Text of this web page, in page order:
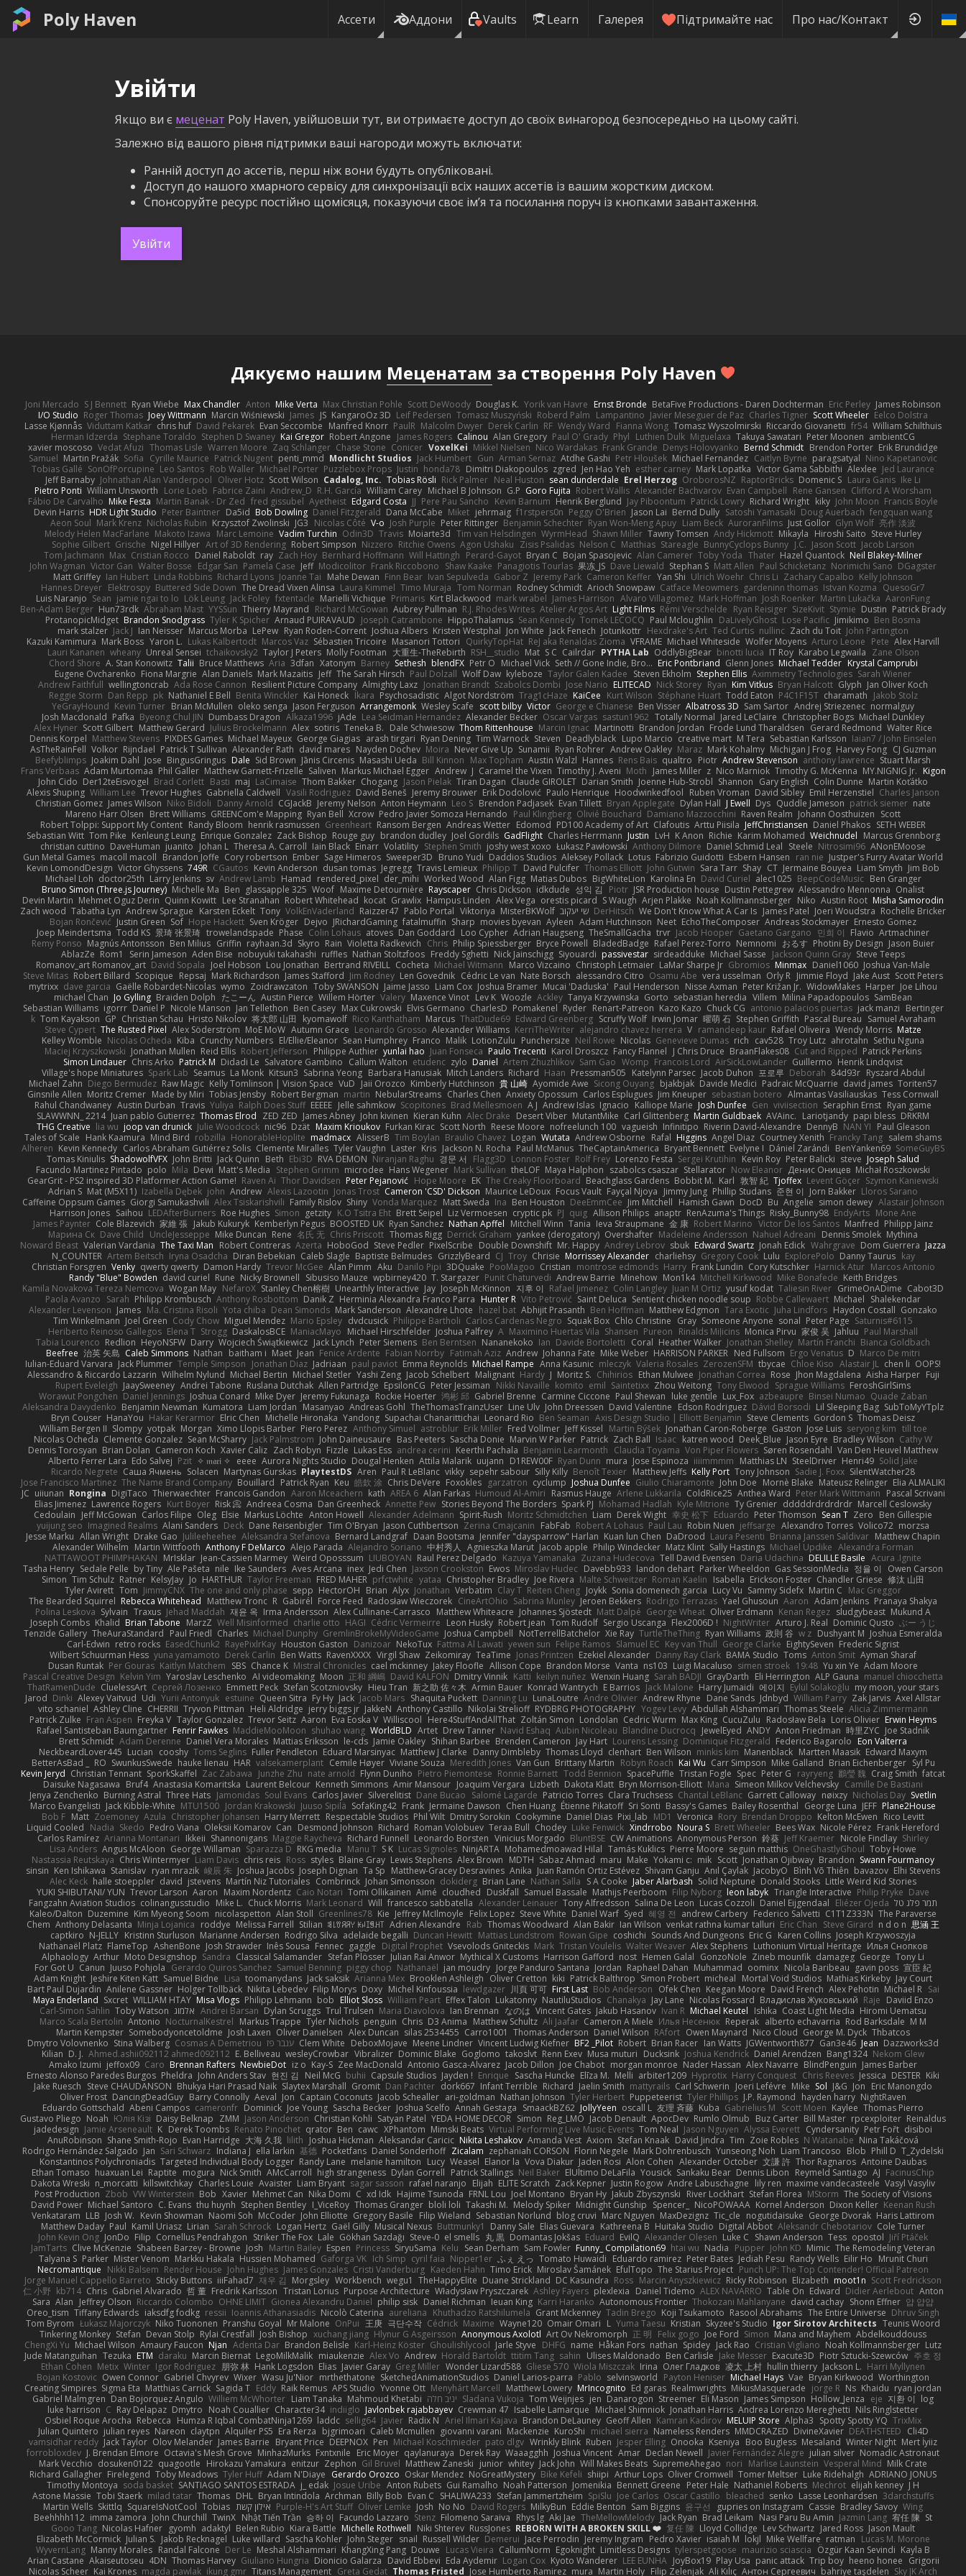
Poly Haven Ассети Аддони Vaults Learn Галерея Підтримайте нас Про нас/Контакт
Увійти
Якщо ви є меценат Poly Haven, увійшовши тут, ви отримаєте доступ до своїх винагород безпосередньо на цьому сайті.
Залежно від вашого рівня підтримки ваші нагороди можуть включати:
Ранній доступ до ассетів, перш ніж вони будуть опубліковані.
Доступ до нашого хмарного сервісу для синхронізації всіх наших ассетів із вашим жорстким диском.
Спонсоруйте ресурс постійно щомісяця, показуючи своє ім’я та посилання поруч із кнопками завантаження.
Увійти
Дякуємо нашим Меценатам за створення Poly Haven
Joni Mercado S J Bennett Ryan Wiebe Max Chandler Anton Mike Verta Max Christian Pohle Scott DeWoody Douglas K. Yorik van Havre Ernst Bronde BetaFive Productions - Daren Dochterman Eric Perley James Robinson
I/O Studio Roger Thomas Joey Wittmann Marcin Wiśniewski James JS KangaroOz 3D Leif Pedersen Tomasz Muszyński Roberd Palm Lampantino Javier Meseguer de Paz Charles Tigner Scott Wheeler Eelco Dolstra
Lasse Kjønnås Viduttam Katkar chris huf David Pekarek Evan Seccombe Manfred Knorr PaulR Malcolm Dwyer Derek Carlin RF Wendy Ward Fianna Wong Tomasz Wyszolmirski Riccardo Giovanetti fr54 William Schilthuis
Herman Idzerda Stephane Toraldo Stephen D Swaney Kai Gregor Robert Angone James Rogers Calinou Alan Gregory Paul O' Grady Phyl Luthien Dulk Miguelaxa Takuya Sawatari Peter Moonen ambientCG
xavier moscoso Vedat Afuzi Thomas Lisle Warren Moore Zaq Schlanger Chase Stone Conicer VoxelKei Mikkel Nielsen Nico Wardakas Frank Grande Denys Holovyanko Bernd Schmidt Brendon Porter Erik Brundidge
Samuel Martin Pražák Sofia Cyrille Maurice Patrick Nugent penti_mmd Mondlicht Studios Jack Humbert Gun Arman Sernaz Atdhe Gashi Petr Hloušek Michael Fernandez Caitlyn Byrne paragsatyal Nino Kapetanovic
Tobias Gallé SonOfPorcupine Leo Santos Rob Waller Michael Porter Puzzlebox Props Justin honda78 Dimitri Diakopoulos zgred Jen Hao Yeh esther carney Mark Lopatka Victor Gama Sabbithi Alexlee Jed Laurance
Jeff Barnaby Johnathan Alan Vanderpool Oliver Hotz Scott Wilson Cadalog, Inc. Tobias Rösli Rick Palmer Neal Huston sean dunderdale Erel Herzog OroborosNZ RaptorBricks Domenic S Laura Ganis Ike Li
Pietro Ponti William Unsworth Lorie Loeb Fabrice Zaini Andrew_D R.H. García William Carey Michael B Johnson G.P Goro Fujita Robert Wallis Alexander Bachvarov Evan Campbell Rene Gansen Clifford A Worsham
Fábio De Carvalho Mike Festa Martin Banak - Dr Zed fred gissubel Ayetheist Edgard Costa JJ Pere Pau Sancho Kevin Barnum Henrik Berglund Jay Piboontum Patrick Lowry Richard Wright kiky John Moon Francis Boyle
Devin Harris HDR Light Studio Peter Baintner Da5id Bob Dowling Daniel Fitzgerald Dana McCabe Miket jehrmaig f1rstpers0n Peggy O'Brien Jason Lai Bernd Dully Satoshi Yamasaki Doug Auerbach fengquan wang
Aeon Soul Mark Krenz Nicholas Rubin Krzysztof Zwolinski JG3 Nicolas Côté V-o Josh Purple Peter Rittinger Benjamin Schechter Ryan Won-Meng Apuy Liam Beck AuroranFilms Just Gollor Glyn Wolf 亮作 淡波
Melody Helen MacFarlane Makoto Izawa Marc Lemoine Vadim Turchin Odin3D Travis Moiarte3d Tim van Helsdingen WyrmHead Shawn Miller Tawny Tomsen Andy Hickmott Mikayla Hiroshi Saito Steve Hurley
Sophie Gilbert Grische Nigel Hillyer Art of 3D Rendering Robert Simpson Nizzero Ritchie Owens Agon Ushaku Zisis Psalidas Nelson C Matthias Stareagle BunnyCyclops Bunny J.C. Jason Scott Jacob Larson
Tom Jachmann Max Cristian Rocco Daniel Raboldt ray Zach Hoy Bernhard Hoffmann Will Hattingh Perard-Gayot Bryan C Bojan Spasojevic Alan Camerer Toby Yoda Thater Hazel Quantock Neil Blakey-Milner
John Wagman Victor Gan Walter Bosse Edgar San Pamela Case Jeff Modicolitor Frank Riccobono Shaw Kaake Panagiotis Tourlas 果冻_JS Dave Liewald Stephan S Matt Allen Paul Schicketanz Norimichi Sano DGagster
Matt Griffey Ian Hubert Linda Robbins Richard Lyons Joanne Tai Mahe Dewan Finn Bear Ivan Sepulveda Gabor Z Jeremy Park Cameron Keffer Yan Shi Ulrich Woehr Chris Li Zachary Capalbo Kelly Johnson
Hannes Dreyer Elektrospy Buttered Side Down The Dread Vixen Alinsa Laura Kimmel Timo Muraja Tom Norman Rodney Schmidt Arioch Snowpaw Catface Meowmers gardeninn thomas Istvan Kozma QuesoGr7
Luis Naranjo Sean jamie ngai to lo Lök Leung Jack Foley fxtentacle Marielli Vichique Primaris Kirt Blackwood mark wrabel James Harrison Alvaro Villagomez Mark Hoffman Josh Roenker Martin Lukačka AaronFung
Ben-Adam Berger Hun73rdk Abraham Mast YYSSun Thierry Mayrand Richard McGowan Aubrey Pullman R.J. Rhodes Writes Atelier Argos Art Light Films Rémi Verschelde Ryan Reisiger SizeKivit Stymie Dustin Patrick Brady
ProtanopicMidget Brandon Snodgrass Tyler K Spicher Arnaud PUIRAVAUD Joseph Catrambone HippoThalamus Sean Kennedy Tomek LECOCQ Paul Mcloughlin DaLivelyGhost Lose Pacific Jimikimo Ben Bosma
mark stalzer Jack J Ian Neisser Marcus Morba LePew Ryan Roden-Corrent Joshua Albers Kristen Westphal Jon White Jack Fenech Jotunkottr Hexdrake's Art Ted Curtis nullinc Zach du Toit John Partington
Kazuki Kamimura Mark Boss Yaron L. Lukas Kalbertodt Marcos Vaz Sébastien Tricoire Masanori Tottori QuirkyTopHat ReJ aka Renaldas Zioma VFRAME Michael Whiteside Wolfer Moyens Arturo Leone Pete Alex Harvill
Lauri Kananen wheany Unreal Sensei tchaikovsky2 Taylor J Peters Molly Footman 大重生-TheRebirth RSH__studio Mat S C Cailrdar PYTHA Lab OddlyBigBear binotti lucia IT Roy Karabo Legwaila Zane Olson
Chord Shore A. Stan Konowitz Talii Bruce Matthews Aria 3dfan Xatonym Barney Sethesh blendFX Petr O Michael Vick Seth // Gone Indie, Bro... Eric Pontbriand Glenn Jones Michael Tedder Krystal Camprubi
Eugene Ovcharenko Fiona Margrie Alan Daniels Mark Mazaitis Jeff The Sarah Hirsch Paul Dolzall Wolf Daw kyleboze Taylor Galen Kadee Steven Ekholm Stephen Ellis Aximmetry Technologies Sarah Wiener
Andrew Faithfull wellingtoncrab Ada Rose Cannon Resilient Picture Company Almighty Laxz Jonathan Brandt Szabolcs Dombi Jose Nario ELITECAD Nick Storey Ryan Kim Vitkus Bryan Halcott Glyph Jan Oliver Koch
Reggie Storm Dan Repp pk Nathaniel E Bell Benita Winckler Kai Honeck Íkara Psychosadistic Algot Nordström Trag1cHaze KaiCee Kurt Wilson Stéphane Huart Todd Eaton P4C1F15T charamath Jakob Stolz
YeGrayHound Kevin Turner Brian McMullen oleko senga Jason Ferguson Arrangemonk Wesley Scafe scott bilby Victor George e Chianese Ben Visser Albatross 3D Sam Sartor Andrej Striezenec normalguy
Josh Macdonald Pafka Byeong Chul JIN Dumbass Dragon Alkaza1996 jAde Lea Seidman Hernandez Alexander Becker Oscar Vargas sastun1962 Totally Normal Jared LeClaire Christopher Bogs Michael Dunkley
Alex Hyner Scott Gilbert Matthew Gerard Julius Brockelmann Alex sotiris Teneka B. Dale Schwiesow Thom Rittenhouse Marcin Ignac Martinotti Brandon Jordan Frode Lund Tharaldsen Gerard Redmond Walter Rice
Dennis Korpel Matthew Stevens PIXDES Games Michael Mayeux George Giagias arash tirgari Ryan Dening Tim Warnock Steven Deadlyblack Lupo Marcio creative mart M Tera Sebastian Karlsson Iaian7 / John Einselen
AsTheRainFell Volkor Rijndael Patrick T Sullivan Alexander Rath david mares Nayden Dochev Moira Never Give Up Sunamii Ryan Rohrer Andrew Oakley Maraz Mark Kohalmy Michigan J Frog Harvey Fong CJ Guzman
Beefyblimps Joakim Dahl Jose BingusGringus Dale Sid Brown Jānis Circenis Masashi Ueda Bill Kinnon Max Topham Austin Walzl Hannes Rens Bais qualtro Piotr Andrew Stevenson anthony lawrence Stuart Marsh
Frans Verbaas Adam Murtomaa Phil Galler Matthew Garnett-Frizelle Saliven Markus Michael Egger Andrew J Caramel the Vixen Timothy J. Aveni Moth James Miller z Nico Marniok Timothy G. McKenna MY.NIGNIG Jr. Kigon
John Cido Der12teEisvogel Brad Corlett Basti maj LaCimaise Thom Bakker Chogang Jason Pielak Tiran Dagan Claude GIROLET Darian Smith Joenne Hub-Strobl Shannon Gary English Colin Dunne Martin Koťátko
Alexis Shuping William Lee Trevor Hughes Gabriella Caldwell Vasili Rodriguez David Beneš Jeremy Brouwer Erik Dodolović Paulo Henrique Hoodwinkedfool Ruben Vroman David Sibley Emil Herzenstiel Charles Janson
Christian Gomez James Wilson Niko Bidoli Danny Arnold CGJackB Jeremy Nelson Anton Heymann Leo S Brendon Padjasek Evan Tillett Bryan Applegate Dylan Hall J Ewell Dys Quddle Jameson patrick siemer nate
Mareno Harr Olsen Brett Williams GREENCom'e Mapping Ryan Bell Xcrow Pedro Javier Somoza Hernando Paul Klingberg Olivié Bouchard Damiano Mazzocchini Raven Realm Johann Oosthuizen Scott
Robert Tolppi: Support My Content Randy Bloom henrik rasmussen Greenheart Ransom Bergen Andreas Wetter Edomod PD100 Academy of Art Clafoutis Arttu Piisila JeffChristiansen Daniel Phakos SETH WEBER
Sebastian Witt Tom Pike Kenleung Leung Enrique Gonzalez Zack Bishop Rouge guy brandon dudley Joel Gordils GadFlight Charles Herrmann Justin LvH K Anon Richie Karim Mohamed Weichnudel Marcus Grennborg
christian cuttino DaveHuman juanito Johan L Theresa A. Carroll Iain Black Einarr Volatility Stephen Smith joshy west xoxo Łukasz Pawłowski Anthony Dilmore Daniel Schmid Leal Steele Nitrosimi96 ANonEMoose
Gun Metal Games macoll macoll Brandon Joffe Cory robertson Ember Sage Himeros Sweeper3D Bruno Yudi Daddios Studios Aleksey Pollack Lotus Fabrizio Guidotti Esbern Hansen ran nie Justper's Furry Avatar World
Kevin LomondDesign Victor Ghyssens 749R CGautos Kevin Anderson dusan tomas Jegregg Travis Lemieux Philipp T David Pulcifer Thomas Elliott John Gutwin Sara Tarr Shay CT Jermaine Bouyea Liam Smyth Jim Bob
Michael Loh doctor25th Larry Jenkins sv Andrew Lamb Hamad rendered_pixel der_mihi Worked Wood Alan Figg Matias Dubos BigWhiteLion Karolina En David Curiel alec1025 BeepCodeMusic Ben Granger
Bruno Simon (Three.js Journey) Michelle Ma Ben glassapple 325 Woof Maxime Detournière Rayscaper Chris Dickson idkdude 성익 김 Piotr JSR Production house Dustin Pettegrew Alessandro Mennonna Onalist
Devin Martin Mehmet Oguz Derin Quinn Kowitt Lee Stranahan Robert Whitehead kocat Grawlix Hampus Linden Alex Vega orestis picard S Waugh Arjen Plakke Noah Kollmannsberger Niko Austin Root Misha Samorodin
Zach wood Tabatha Lyn Andrew Sprague Karsten Eckelt Tony VolkEnVaderland Raizzer47 Pablo Portal Viktoriya MisterBKWolf שי יעקוב DerHitsch We Don't Know What A Car Is James Patel Joeri Woudstra Rochelle Bricker
Bojan Rončević Justin Green Sof Hope Hackett Sven Kröger Dejvo JRichardGaming fatalmuffin Sharp movies byevan Ayleen Adam Hutchinson Neet EchoTheComposer Andreas Stockmayer Ernesto Gomez
Joep Meindertsma Todd KS 景琦 张景琦 trowelandspade Phase Colin Lohaus atoves Dan Goddard Loo Cypher Adrian Haugseng TheSmallGacha trvr Jacob Hooper Gaetano Gargano 민희 이 Flavio Artmachiner
Remy Ponso Magnús Antonsson Ben Milius Griffin rayhaan.3d Skyro Rain Violetta Radkevich Chris Philip Spiessberger Bryce Powell BladedBadge Rafael Perez-Torro Nemnomi おるす Photini By Design Jason Buier
AblazZe Rom1 Serin Jameson Aden Bise nobuyuki takahashi ruffles Nathan Stoltzfoos Freddy Sghetti Nick Jainschigg Siyouardi passivestar sirdeadduke Michael Sasse Jackson Quinn Gray Steve Teeps
Romanov_art Romanov_art David Sopala Joel Hobson Lou Jonathan Bertrand RIVEILL Cocheta Michael Witmann Marco Vizcaino Christoph Letmaier LaMar Sharpe Jr Gbromios Minmax Daniel1060 Joshua Van-Male
Steve Mitas Robert Billard Scopique Repsaj Mark Richardson James Stafford Jim Rodney Len Govednik Cédric Le van Nate Borsch alessandro Citro Osamu Abe vera usselman Orly R Jimmie Floyd Jake Aust Scott Peters
mytrixx dave garcia Gaëlle Robardet-Nicolas wymo Zoidrawzaton Toby SWANSON Jaime Jasso Liam Cox Joshua Bramer Mucai 'Daduska' Paul Henderson Nisse Axman Peter Križan Jr. WidowMakes Harper Joe Lihou
michael Chan Jo Gylling Braiden Dolph たこーん Austin Pierce Willem Hörter Valery Maxence Vinot Lev K Woozle Ackley Tanya Krzywinska Gorto sebastian heredia Villem Milina Papadopoulos SamBean
Sebastian Williams igorrr Daniel P Nicole Manson Jan Tellethon Ben Casey Max Cukrowski Elvis Germano CharlesD Pomakenel Ryder Renart-Patreon Kazo Kazo Chuck CG antonio palacios puertas jack manzi Bertinger
k Tom Kayakson GP Christian Schau Hristo Nikolov 将太郎 山田 kyomawolf Rico Kanthatham Marcus ThatDude69 Edward Greenberg Scruffy Wolf Irwin Jomar 曜萌 石 Stephen Griffith Pascal Bureau Samuel Avraham
Steve Cypert The Rusted Pixel Alex Söderström MoE MoW Autumn Grace Leonardo Grosso Alexander Williams KerriTheWriter alejandro chavez herrera V ramandeep kaur Rafael Oliveira Wendy Morris Matze
Kelley Womble Nicolas Ocheda Kiba Crunchy Numbers El/Ellie/Eleanor Sean Humphrey Franco Malik LotionZulu Punchersize Neil Rowe Nicolas Genevieve Dumas rich cav528 Troy Lutz ahrotahn Sethu Nguna
Maciej Krzyszkowski Jonathan Mullen Reid Ellis Robert Jefferson Philippe Authier yunlai hao Juan Fonseca Paulo Trecenti Karol Droszcz Fancy Flannel J Chris Druce BraanFlakes08 Cut and Ripped Patrick Perkins
Simon Lindauer Chris Arko Patrick M Didadi Le Salvatore Gambino Callum Walton etudenc zylo Daniel Artem Zhuzhlikov Sam Gao Womp Francois Lord AirSickLowLander Guillermo Henrik Lindqvist
Village's hope Miniatures Spark Lab Seamus La Monk Kitsun3 Sabrina Yeong Barbara Hanusiak Mitch Landers Richard Haan Pressman505 Katelynn Parsec Jacob Duhon 포로루 Deborah 84d93r Ryszard Abdul
Michael Zahn Diego Bermudez Raw Magic Kelly Tomlinson | Vision Space VuD Jaii Orozco Kimberly Hutchinson 貴 山崎 Ayomide Awe Sicong Ouyang bjakbjak Davide Medici Padraic McQuarrie david james Toriten57
Ginsnile Allen Moritz Cremer Made by Miri Tobias Jensby Robert Bergman martin NebularStreams Charles Chen Anxiety Opossum Carlos Esplugues Jim Kneuper sebastian botero Almantas Vasiliauskas Tess Cornwall
Rahul Chandwaney Austin Durban Travis Yuliya Ralph Does Stuff EEEEE Jelle sahmkow Scopitones Brad Mellesmoen A J Andrew Islas Ignacio Kalliope Marie Josh Dunfee Gen viviisection Seraphin Ernst Ryan game
SLAWWNN_ 2214 Juan pablo Gutierrez Thomas Elrod ZED ZED James Abney John kivinen Kieran Kuhn Alec Drake Desert Viber MutantMike Carl Glittenberg Martin Guldbaek AVAinc. Lariotjandy papi bless DRKRM
THG Creative lia wu joop van drunick Julie Woodcock nic96 Dzät Maxim Krioukov Furkan Kirac Scott North Reese Moore nofreelunch 100 vagueish Infinitipo Riverin David-Alexandre DennyB NAN YI Paul Gleason
Tales of Scale Hank Kaamura Mind Bird robzilla HonorableHoplite madmacx AlisserB Tim Boylan Braulio Chavez Logan Wutata Andrew Osborne Rafal Higgins Angel Diaz Courtney Xenith Francky Tang salem shams
Alheren Kevin Kennedy Carlos Abraham Gutiérrez Solis Clemente Miralles Tyler Vaughn Laster Kris Jackson N. Rocha Paul McManus TheCaptainAmerica Bryant Bennett Evelyne I Dániel Zarándi BenYanken69 SomeGuyBS
Tomas Kiniulis ShadowolfVFX John Britti Jack Quinn Beth Ebi3D RVA DEMON Niranjan Raghu 경문 서 Flagg3D Lonnon Foster Rolf Frey Lorenzo Festa Sergei Krutihin Kevin Roy Peter Balicki steve Joseph Salud
Facundo Martinez Pintado polo Mila Dewi Matt's Media Stephen Grimm microdee Hans Wegener Mark Sullivan theLOF Maya Halphon szabolcs csaszar Stellarator Now Eleanor Денис Оницев Michał Roszkowski
GearGrit - PS2 inspired 3D Platformer Action Game! Raven Ai Thor Davidsen Peter Pejanović Hope Moore EK The Creaky Floorboard Beachglass Gardens Bobbit M. Karl 敦智 紀 Tjoffex Levent Göçer Szymon Kaniewski
Adrian S Mat (M5X11) Izabella Dębek john Andrew Alexis Lazootin Jonas Trost Cameron 'CSD' Dickson Maurice LeDoux Focus Vault Fayçal Njoya Jimmy Jung Phillip Studans 준현 이 Jorn Bakker Lloros Sarano
Caffeine Oppsum Games Giorgi Samukashvili Alex Tsiskarishvili Family Rislov Shiny Vonda Marquez Matt Sweda Ina Ben Houston DeeEmmCee Jim Mitchell Hamish Gawn DocD Bu Angelie simon dewey Alastair Johnson
Harrison Jones Saihou LEDAfterBurners Roe Hughes Simon getzity K.O Tsitra Eht Brett Seipel Liz Vermoesen cryptic pk PJ quig Allison Philips anaptr RenAzuma's Things Risky_Bunny98 EndyArts Mone Ane
James Paynter Cole Blazevich 家維 張 Jakub Kukuryk Kemberlyn Pegus BOOSTED UK Ryan Sanchez Nathan Apffel Mitchell Winn Tania Ieva Straupmane 金 康 Robert Marino Victor De los Santos Manfred Philipp Jainz
Марина Ск Dave Child UncleJesseppe Mike Duncan Rene 名氏 无 Chris Priscott Thomas Rigg Derrick Graham yankee (derogatory) Overshafter Madeleine Andersson Nahuel Adreani Dennis Smolek Mythina
Noward Beast Valerian Vardania The Taxi Man Robert Contreras Azerta HoboGod Steve Pedler PixelScribe Double Downshift Mr. Happy Andrey Lebrov sbuk Edward Swartz Jonah Edick Wahrgrave Dom Guerrera Jazza
N_COUNTER Artem Beitsch Iryna Osadcha Diran Bebekian Caleb Slagle Baptiste Belmudes GrizzlyBeard CJ Troy Chrisie Morrissey Alexander charliehsy Gregory Cook Lulu ExplorePolo Danny Taurus kay
Christian Forsgren Venky qwerty qwerty Damon Hardy Trevor McGee Alan Pimm Aku Danilo Pipi 3DQuake PooMagoo Cristian montrose edmonds Harry Frank Lundin Cory Kutschker Harnick Atur Marcos Antonio
Randy "Blue" Bowden david curiel Rune Nicky Brownell Sibusiso Mauze wpbirney420 T. Stargazer Punit Chaturvedi Andrew Barrie Minehow Mon1k4 Mitchell Kirkwood Mike Bonafede Keith Bridges
Kamila Novakova Tereza Nemcova Wogan May NefaroX Stanley Chen榕樹 Unearthly Interactive Jay Joseph McKinnon 지후 이 Rafael Jimenez Colin Langley Juan M Ortiz yusuf kodat Taliesin River GrimeOnADime Cabot3D
Paola Avanzo Sarah Philipp Krombusch Anthony Rosbottom Danik Z Herminia Alexandra Franco Parra Hunter R Vito Petrović Saint Deluca Sentient chicken noodle soup Robbe Callewaert Michael Shalekendar
Alexander Levenson James Ma. Cristina Risoli Yota chiba Dean Simonds Mark Sanderson Alexandre Lhote hazel bat Abhijit Prasanth Ben Hoffman Matthew Edgmon Tara Exotic Juha Lindfors Haydon Costall Gonzako
Tim Winkelmann Joel Green Cody Chow Miguel Mendez Mario Epsley dvdcusick Philippe Bartholi Carlos Cardenas Negro Squak Box Chlo Christine Gray Someone Anyone sonal Peter Page Saturnis#6115
Heriberto Reinoso Gallegos Elena T Strogg DaskalosBCE ManiacMayo Michael Hirschfelder Joshua Palfrey A Maximino Huertas Vila Shansen Pureon Rinalds Miļicins Monica Pirvu 家俊 吴 Jahluu Paul Marshall
Tabia Lourenco Redlion HeyoNSFW Darry Wojciech Świątkiewicz Jack Lynch Peter Siemens Ben Berntsen Nananekoko Ian Davide Bortoletti Coral Heather Walker Jonathan Shelley Martín Franchi Bianca Goldbach
Beefree 治英 矢島 Caleb Simmons Nathan baitham i Maet Jean Fenice Ardente Fabian Norrby Fatimah Aziz Andrew Johanna Fate Mike Weber HARRISON PARKER Ned Fullsom Ergo Venatus D Marco De mitri
Iulian-Eduard Varvara Jack Plummer Temple Simpson Jonathan Diaz Jadriaan paul paviot Emma Reynolds Michael Rampe Anna Kasunic mleczyk Valeria Rosales ZerozenSFM tbycae Chloe Kiso Alastair JL chen li OOPS!
Alessandro & Riccardo Lazzarin Wilhelm Nylund Michael Bertin Michael Stetler Yashi Zeng Jacob Schelbert Malignant Hardy J Moritz S. Chihirios Ethan Mulwee Jonathan Correa Rose Jhon Magdalena Aisha Harper Fuji
Rupert Eveleigh JaaySweeney Andrei Tabone Ruslana Dutchak Allen Partridge EpsilonCG Peter Jessiman Nikki Navaille komito emil Saintetixx Zhou Weitong Tony Elwood Sprague Williams FeroshGirlSims
Worawut Pongchen Daniel Jennings Joshua Conard Mike Dyer Jeremy Fukunaga Rockie Hoerter 鸿彬 邱 Gabriel Brenne Carmine Ciccone Paul Shewan luke gentile Lux_Fox azbeaupre Binsei Numao Quade Zaban
Aleksandra Davydenko Benjamin Newman Kumatora Liam Jordan Masanyao Andreas Gohl TheThomasTrainzUser Line Ulv John Dreessen David Valentine Edson Rodriguez Dávid Borsodi Lil Sleeping Bag SubToMyYTplz
Bryn Couser HanaYou Hakar Kerarmor Elric Chen Michelle Hironaka Yandong Supachai Chanarittichai Leonard Rio Ben Seaman Axis Design Studio | Elliott Benjamin Steve Clements Gordon S Thomas Deisz
William Bergen II Slompy yotpak Morgan Ximo Llopis Barber Piero Perez Anthony Simuel astroblur Erik Miller Fred Vollmer Jeff Kissel Martin Býšek Jonathan Caron-Roberge Gaston Jose Luis seryong kim till toe
Nicolas Ocheda Clemente Gonzalez Sean McSharry Jack Palmstrom John Daineusaure Bas Peeters Sascha Donie Marvin W Parker Patrick Zach Ball Isaac katren wood Deek_Blue Jason Eyre Bradley Wilson Cathy W
Dennis Torosyan Brian Dolan Cameron Koch Xavier Caliz Zach Robyn Fizzle Lukas Ess andrea cerini Keerthi Pachala Benjamin Learmonth Claudia Toyama Von Piper Flowers Søren Rosendahl Van Den Heuvel Matthew
Alberto Ferrer Lara Edo Salvej Pzit ✧ 𝔪𝔞𝔯𝔦 ✧ eeee Aurora Nights Studio Dougal Henken Attila Malarik uujann D1REW00F Ryan Dunn mura Jose Espinoza iiiimmmm Matthias LN SteelDriver Henri49 Solid Jake
Ricardo Negrete Саша Ячмень Solacen Martynas Gurskas PlaytestDS Aren Paul R LeBlanc vikky sepehr sabour Silly Killy Benoît Texier Matthew Jeffs Kelly Port Tony Johnson Sadie J. Foxx SilentWatcher28
Jose Francisco Martinez The Name Brand Company Bouillard Patrick Ryan Keu 皓欽 涂 Chris DeVere Foxokles garzatron cyclump Joshua Dunfee Giulio Chiaramonte John Doe Mornè Blake Mateusz Relinger Elia ALMALIKI
JC uiiunan Rongina DigiTaco Thierwaechter Francois Gandon Aaron Mceachern kath AREA 6 Alan Farkas Humoud Al-Amiri Rasmus Hauge Arlene Lukkarila ColdRice25 Anthea Ward Peter Mark Wittmann Pascal Scrivani
Elias Jimenez Lawrence Rogers Kurt Boyer Risk 📀 Andreea Cosma Dan Greenheck Annette Pew Stories Beyond The Borders Spark PJ Mohamad Hadlah Kyle Mitrione Ty Grenier dddddrdrdrdrdr Marcell Ceslowsky
Cedoulain Jeff McGowan Carlos Filipe Oleg Elsie Markus Löchte Anton Howell Alexander Adelmann Spirit-Rush Moritz Schmidtchen Liam Derek Wight 幸史 松下 Eduardo Peter Thomson Sean T Zero Ben Gillespie
yuijung seo Imagined Realms Alani Sanders Deck Dane Reisenbigler Tim O'Bryan Jason Cuthbertson Zerina Cmajcanin FabFab Robert A Lohaus Paul Lau Robin Nuen jeffsarge Alexandro Torres Volico72 morzsa
Jesse Marku Allan Wright Drake Gao Julileeheehee Aleksandra Stefanova Bernard Landgraf Daan Bootsma Jennifer "daysparrow" Harlan Kuan lun Chen DaDrood Laura Pesenti Brianna Janssen Saldivar Matthew Chapin
Alexander Wilhelm Martin Wittfooth Anthony F DeMarco Alejo Parada Alejandro Soriano 中村秀人 Agnieszka Marut Jacob apple Philip Windecker Matz Klint Sally Hastings Michael Updike Alexandra Forman
NATTAWOOT PHIMPHAKAN MrIsklar Jean-Cassien Marmey Weird Oposssum LIUBOYAN Raul Perez Delgado Kazuya Yamanaka Zuzana Hudecova Tell David Evensen Daria Udachina DELILLE Basile Acura .Ignite
Tasha Henry Sedale Pelle by Tiny Ale Pašeta nile Ike Saunders Aves Arcana inex Jedi Chen Jaxson Crookston Ewos Miroslav Hudec Davebb933 landon dehart Parker Wheeldon Gas SessionMedia 정율 이
Owen Carson
Simon Tim Schulz Ratner KelsyJay Jo HARTHUR Taylor Freeman FRED MAHER prfctwhite yataa Christopher Bradley Joe Rivera Malte Schweitzer Roman Kaelin Isabella Erickson Foster Chandler Griese 修汰 山田
Tyler Avirett Tom JimmyCNX The one and only phase sepp HectorOH Brian Alyx Jonathan Verbatim Clay T Reiten Cheng Joykk Sonia domenech garcia Lucy Vu Sammy Sidefx Martin C Mac Greggor
The Bearded Squirrel Rebecca Whitehead Matthew Tronc R Gabirél Force Feed Radosław Wieczorek CineArtOhio Sabrina Munley Jeroen Bekkers Rodrigo Terrazas Yael Ghusoun Aaron Adam Jenkins Pranaya Shakya
Polina Leskova Sylvain Traxus Jehad Maddah 재윤 옥 Irma Andersson Alex Cullinane-Carrasco Matthew Whiteacre Johannes Sjöstedt Matt Dalpé George Wheat Oliver Erdmann Kenan Regez sludgybeast Mukund A
Joseph Combs Khalid Brian Tabone MarzZ Well Misinformed charlie otto HAGI Cédric Vermeirre Leon Husky Robert jean Tom Rudolf Sergio Uscanga Flex2006D ! NightWriter Arturo J. Real Dominic Qusto ぶー うじ
Tenzide Gallery TheAuraStandard Paul Friedl Charles Michael Dunphy GremlinBrokeMyVideoGame Joshua Campbell NotTerrellBatchelor Xie Ray TurtleTheThing Ryan Williams 政則 谷 w z Dushyant M Joshua Esmeralda
Carl-Edwin retro rocks EasedChunk2 RayePixlrKay Houston Gaston Danizoar NekoTux Fattma Al Lawati yewen sun Felipe Ramos Slamuel EC Key van Thull George Clarke EightySeven Frederic Sigrist
Wilbert Schuurman Hess yuna yamamoto Derek Carlin Ben Watts RavenXXXX Virgil Shaw Zeikomiray TeaTime Jonas Printzen Ezekiel Alexander Danny Ray Clark BAMA Studio Toms Anton Smit Ayman Sharaf
Dusan Runtak Per Gouras Kaitlyn Matchem SBS Chance K Mistral Chronicles cael mckinney Jakey Floofle Allison Cope Brandon Morse Vanta ns103 Luigi Macaluso simen stroek 19:48 Yu xin Ye Adam Moore
Pascal Creative Design Kelvin Yim Yaroslav Leschenko AI videomaking Moon 正和 綱嶋 David KALFON Dmitry Vinnik Katti keilyn nuñez Wenxin Huang Sarah BADJI GrayDarth Eli Herrington ALP Gauna manuel chiocchetta
ThatRamenDude CluelessArt Cергей Лозенко Emmett Peck Stefan Scotzniovsky Hieu Tran 新之助 佐々木 Armin Bauer Konrad Wantrych E Barrios Jack Malone Harry Jumaidi 에이지 Eylül Solakoğlu my moon, your stars
Jarod Dinki Alexey Vaitvud Udi Yurii Antonyuk estuine Queen Sitra Fy Hy Jack Jacob Mars Shaquita Puckett Danning Lu LunaLoutre Andre Olivier Andrew Rhyne Dane Sands Jdnbyd William Parry Zak Jarvis Axel Allstar
vito schaniel Ashley Cline CHERRII Tryvon Pittman Heli Aldridge jerry biggs jr JakkeN Anthony Castillo Nikolai Strelioff RYDBRG PHOTOGRAPHY Yogev Levy Abdullah Alshammari Thomas Steele Alicia Zimmermann
Patrick Zulke Fran Aspen Freyka V Taylor Gonzalez Trevor Seitz Aaron Eva Eoska V Williscool Here4StuffAndAllThat Zoltán Simon Londolan Cedric Wurm Max King CucuZulu Radosław Bela Loris Olivier Erwin Heyms
Rafael Santisteban Baumgartner Fenrir Fawkes MaddieMooMoon shuhao wang WorldBLD Artet Drew Tanner Navid Eshaq Aubin Nicoleau Blandine Ducrocq JewelEyed ANDY Anton Friedman 時里ZYC Joe Stadnik
Brett Schmidt Adam Derenne Daniel Vera Morales Mattias Eriksson le-cds Jamie Oakley Shihan Barbee Brenden Cameron Jay Hart Lourens Lessing Dominique Fitzgerald Federico Bagarolo Eon Valterra
NeckbeardLover445 Lucian cooshy Toms Seglins Fuller Pendleton Eduard Marsinyac Matthew J Clarke Danny Dimbleby Thomas Lloyd clenhart Ben Wilson minkis kim Manenblack Martten Maasik Edward Maxym
BetterAsBad _
RO SwunkusSwede hauke lienau HAR valsekamerplant Cemile Høyer Viviane Souza Meredith Jones Van Gun Brittany Martin Robyn Roach Kai Wu Carr Simpson Mike Galland Brian Eichenberger Syl Pu
Kevin Jeryd Christian Tennant SporkSkaffel Zac Zabawa Junzhe Zhu nate arnold Flynn Duniho Pietro Piemontese Ronnie Barnett Todd Bennion SpacePuffle Tristan Fogle Spec Peter G rayryeng 鸝瑩 魏 Craig Smith fatcat
Daisuke Nagasawa Bruf4 Anastasia Komaritska Laurent Belcour Kenneth Simmons Amir Mansour Joaquim Vergara Lizbeth Dakota Klatt Bryn Morrison-Elliott Mana Simeon Milkov Velchevsky Camille De Bastiani
Jenya Zenchenko Burning Astral Three Hats Jamonidas Soul Evans Carlos Javier Silverelitist Dane Bucao Salomé Lagarde Patricio Torres Clara Truchsess Chantal LeBlanc Garrett Calloway nøixzy Nicholas Day Svetlin
Marco Evangelisti Jack Kibble-White MTU1500 Jordan Krakowski Juuso Sipilä SofaKing42 Frank Jermaine Dawson Chen Huang Étienne Pikatoff Sri Sonti Bassy's Games Bailey Rosenthal George Luna JEFF Plane2House
Bob F Matt Zoemoney Azula Christopher Johansen Harry Merrett Respectable Studios Phil Wilt Dmitry Sorokin Cookymine Daniel Dias Pixi_lab MD1 Veronica Rory Brendan Droppo Kelton McEwen Rico Levitt
Liquid Cooled Nadia Skedo Pedro Viana Oleksii Komarov Can Desmond Johnson Richard Roman Volobuev Teraa Bull Chodey Luke Fenwick Xindrrobo Noura S Brett Wheeler Bees Wax Nicole Pérez Frank Hereford
Carlos Ramírez Arianna Montanari Ikkeii Shannonigans Maggie Raycheva Richard Funnell Leonardo Borsten Vinicius Morgado BluntBSE CW Animations Anonymous Person 鈴葵 Jeff Kraemer Nicole Findlay Shirley
Lisa Anders Angus McAloon George Willaman Sparazza D RKG media Manu T S K Lucas Signoles NinjARTA Mohamedmoawad Hilal Tamás Kuklics Pierre Moore seguin matthis OneGhastlyGhoul Toby Howe
Nastassia Reutskaya Chris Wintermyer Liam Davis chris reis Ross styles Blaine Gray Lewis Stephens Alex Brown MDTH Sabaz Ahmad maru Make Yokami c: mik Scott Jonathan Ojibway Brandon Swann Fourmanoy
sinsin Ken Ishikawa Stanislav ryan mrazik 峻辰 朱 Joshua Jacobs Joseph Dignan Ta Sp Matthew-Gracey Desravines Anika Juan Ramón Ortiz Estévez Shivam Ganju Anıl Çaylak JacobyO Bình Võ Thiên bavazov Elhi Stevens
Alec Keck halle stoeppler david jstevens Martín Niz Tutoriales Combrinck Johan Simonsson dokiderg Brian Lane Nathan Salla S A Cooke Jaber Alarbash Solid Neptune Donald Stooks Little Weird Kid Stories
YUKI SHIBUTANI/ YUN Trevor Larson Aaron Maxim Nordentz Caio Notari Tomi Ollikainen Aimé cloudhed Duskfall Samuel Bassale Mathijs Peerboom Filip Nyborg leon labyk Triangle Interactive Philip Pryke Dave
Fangzahn Aviation Studios colinangusstudio Mike L. Chuck Morris Mark Leonard Will francesco sabbatella Alexander Leinauer Tony Alfredsson Salina De Leon Lucas Cozzoli Daniel Eijgendaal Eliézer Ojeda תמר פלג טל
Kaleo/Dalton Duzemine Kim Myeong Soom nicolaspetton Alan Stoll Greenlines78 Kie Jeffrey McIlmoyle Felix Lopez Steve White Daniel Warf Syed 혜영 전 andrew Carbery Federico Salvetti C1T1Z333N The Paraverse
Chem Anthony Delasanta Minja Lojanica roddye Melissa Farrell Stilian ꌃ꒒ꀎꋪꋪꌩ ꀘꈤꀤꁅꃅ꓄ Adrien Alexandre Rab Thomas Woodward Alan Bakir Ian Wilson venkat rathna kumar talluri Eric Chan Steve Girard n d o n 思涵 王
captkiro N-JELLY Kristinn Sturluson Marianne Andersen Rodrigo Silva adelaide begalli Duncan Hewitt Mattias Lundstrom Rowan Gipe coshichi Sounds And Dungeons Eric G Karen Collins Joseph Krzywoszyja
Nathanaël Platz FlameTop AshenBone Josh Strawder Inês Sousa Fennec gaggle Digital Prophet Vsevolods Gniteckis Mark Tristan Voulelis Walter Weaver Alex Stephens Luthonium Virtual Heritage Илья Снопков
Alphaology Arthur Moto Designshop Sandra Classical Salamander Stefan Plösser Julian Rai Anwor Mythical X Customs Harrison Gafford nost Hemen Galal GonzoNole Zineb mounfik damageg George Tony Li
For Got U Canun Juuso Pohjola Gerardo Quiros Sanchez Samuel Benning piggy chop Nathanaël jan moudry Jorge Panduro Santana Jordan Raphael Dahan Muhammad oominx Nicola Baribeau gavin poss 宣臣 紀
Adam Knight Jeshire Kiten Katt Samuel Bidne Lisa toomanydans Jack saksik Arianna Mex Brooklen Ashleigh Oliver Cretton kiki Patrick Balthrop Simon Probert micheal Mortal Void Studios Mathias Kirkeby Jay Court
Bart Paul Dujardin Anilene Gassner Holger Tollbäck Nikita Lebedev Filip Morys Doxy Michel Kinfoussia lewdgazer 川頁 可可 First Last Bob Anderson Ofek Chen Keegan Moore David French Alex Pehotin Michael R Sai
Maya Enderland Sxcret WILLIAM HTAY Misa Vlogs Philipp Lehmann bob Elliot Sloss William Peart Effex Talon Lukatonny NautiluStudios Chanakya Jay Lane Nicolas Fossard Владислав Жуковський Raje Daviid Enzo
Carl-Simon Sahlin Toby Watson אלמוג Andrei Barsan Dylan Scruggs Trul Trulsen Maria Diavolova Ian Brennan なのは Vincent Gates Jakub Hasanov Ivan R Michael Keutel Ishika Coast Light Media Hiromi Uematsu
Marco Scala Bertolin Antonio NocturnalKestrel Markus Trappe Tyler Nichols penguin Chris D3 Anima Matthew Schultz Ali Jaafar Cameron A Miele Илья Несенюк Reperak alberto echavarria Rod Barksdale M M
Martin Kempster Somebodyoncetoldme Josh Laxen Oliver Danielsen Alex Duncan silas 2534455 Carro1001 Thomas Anderson Daniel Wilson RAfort Owen Maynard Nico Cloud George M. Dyck Thbatcos
Dmytro Volovnenko Stina Walberg Cosmas A Demetriou ענבר פז Clem White DeboxMojave Meene Lindner Vincent Ludwig Kiefner BF2 _Pilot Robert Brian Racer Ian Watts JGWentworth877 Gan3e46 Jean Dazzworks3d
Kilian D. J. Ahmed.ashii092112 ahmed092112 E. Belliveau wesleyCrowbar Vibralizer Dominic Blake Goglomo takoslvt Renn Exev Musa muturi Ducksink Joshua Kendrick Daniel Arendzen Bang1324 Nekom Glew
Amako Izumi jeffox09 Caro Brennan Rafters NewbieDot iz o Kay-S Zee MacDonald Antonio Gasca-Alvarez Jacob Dillon Joe Chabot morgan monroe Nader Hassan Alex Navarre BlindPenguin James Barber
Ernesto Alonso Paredes Burgos Pheldra John Anders Stav 현진 김 Neil McG buhii Capsule Studios Jayden ! Enrique Sascha Huncke Elīza M. Melli arbiter1209 Hyprotix Harry Conquest Chris Reeves Jessica DESTER Kiki
Jake Ruesch Steve CHAUDANSON Bhukya Hari Prasad Naik Slaytex Marshall Gromit Dan Pachter dork667 Infant Terrible Richard Jaelin Smith mattyrails Carl Schwerin Joeri Lefévre Mike Sol J&G Jon Eric Manongdo
Oliver Frost DancingDeadGuy Barry Connolly Aeval Jon Captain Coconuts Jacob Schealler ari-goldman Nathan Johnson Tyler Herbert Puppeteerist Tyler Phillips J.P. Raymond hayden harry NightRaven
Eduardo Gottschald Abeni Campos cameronfr Dominick Joe Young Sascha Becker Joshua Scelfo Annah Gestaga SmaackBZ62 JollyYeen oscall L 友理 斉藤 Kuba Gabrielius M Scott Moen Kaylee Thomas Pierro
Gustavo Pliego Noah Юлія Кізі Daisy Belknap ZMM Jason Anderson Christian Kohli Satyan Patel YEDA HOME DECOR Simon Reg_LMO Jacob Denault ApocDev Rumlo Olmub Buz Carter Bill Master rpcexploiter Reinaldus
jadedesign Jamie Arseneault K Derek Toombs Renato Pinochet qrator Ben cawc XPhantom Mimski Beats Virtual Performing Live Music Events Tom Neal Jason Nguyen Alyssa Everett Cyndersanity Petr Fořt disiboi
AnuRobinson Shane Smith-Rojo Evan Harridge 大海 久我 lilith Joshua Hickman Aleksandar Caricic Nikita Leshakov Amanda Vest Axiom Stefan Knaak David Jindra Tim Zoie Robles N Watanabe Nina Takáčová
Rodrigo Hernández Salgado Jan Sari Schwarz Indiana J ella larkin 基德 Pocketfans Daniel Sonderhoff Zicalam zephaniah CORSON Florin Negele Mark Dohrenbusch Yunseong Noh Liam Trancoso Blob Phill D T_Zydelski
Konstantinos Polychroniadis Targeted Individual Body Logger Randy Lane melanie hamilton Lucy Weasel Elanor la Vova Diakur Jaden Rosi Alon Cohen Alexander October 文謙 許 Thor Ragnaros Antoine Daubas
Ethan Tomaso huaxuan Lei Raptite mogura Nick Smith AMcCarroll high strangeness Dylan Gorrell Patrick Stallings Neil Baker ElUltimo DeLaFila Yousick Sankaku Bear Dennis Libon Reymeld Santiago AJ FacinusChip
Dakota Wreski n_morcatti killswitchkay Charles Louie Avaister Liam Bryant sagar sasson rafael naranjo Elijah ELITE Scratch Zack Kepner Justin Rogow Andre Labuschagne lily ren maxime vandecasteele Vasyl Vasyliv
Post Production Zbob VW Winterstein Bob Xavier Mehmet Can Nika Domi C xd Idk Hajime Tsunoda FRNL Lou Joel Montano Bryan Hy Jakub Zbyszynski River Lockhart Stefan Florea MStorm The Society of Visions
David Power Michael Santoro C. Evans thu huynh Stephen Bentley I_ViceRoy Thomas Granger bloli loli Takashi M. Melody Spiker Midnight Gunship Spencer_ NicoPOWAAA Kornel Anderson Dixon Keller Keenan Rush
Venkataram LLB Josh W. Kevin Showman Naomi Soh McCoder John Elliotte Gregory Basile Filip Wieland Sebastian Norlund blog cruvi Marc Nguyen MaxDezignz Tic_cle nogutidaisuke George Dvorak Haris Lattirom
Matthew Daday Paul Kamil Uriasz Lirian Sarah Schrock Logan Hertz Gaël Gilly Musical Nexus Buttmunky1 Danny Sale Elias Guevara Kathreena B Huitaka Studio Digital Abbot Aleksandr Chebotariov Cole Turner
John Kevin Ong JonDo Filip Cornellus Pendrahgon Striker The Fox Lale Gökhan Sazdağı Steve-0 el smells 丸 黒 Domantas Jokšas Eduard EvilQ Alexander Olesen Luke C Shawn Anderson Tess opostol Jiří Ptáček
JamTarts Clive McKenzie Shabeen Barzey - Browne Josh Martin Bailey Espen Princess SiryuSama Kelu Sean Derham Sam Fowler Funny_ Compilation69 htai wu Nadia Pupper John KD Mimic The Remodeling Veteran
Talyana S Parker Mister Venom Markku Hakala Hussien Mohamed Gaforga VK Ich Simp cyril faia Nipper1er ふぇ えっ Tomato Huwaidi Eduardo ramirez Peter Bates Jediah Pesu Randy Wells Eilir Ho Mrunit Churi
Necromantique Nikki Balsem Render House John Hughes James Gonzales Cristi Vanderburg Kaeden Hahn Timo Erick Miroslav Šamánek EfulTopo The Starius Project Punch UP: The Top Contender! Official Patreon
Jorge Manuel Cappello Barreto Sticky Buttons iiiFahad7 재우 김 Morgsley Workbench wegu1 TheHappyElite Duane Strickland DC Kasundra Ross Marcin Anyszkiewicz Ricky Robinson Elizabeth moot1n Scott Fredrickson
仁 小野 kb714 Chris Gabriel Alvarado 哲 董 Fredrik Karlsson Tristan Lorius Purpose Architecture Władysław Pryszczarek Ashley Fayers plexlexia Daniel Tidemo ALEX NAVARRO Table On Edward Didier Aerlebout Anton
Sara Alan Jeffrey Olson Riccardo Colombo OHNE LIMIT Gionea Alexandru Daniel philip sisk Daniel Richman Ieuan King Karri Haranko Autonomous Frontier Thokozani Mahlanyane david cachay Shonn Effner 얍 얍얍
Oreo_tism Tiffany Edwards iaksdfg fodkg ressii Ioannis Athanasiadis Nicolò Caterina aureliana Khuthadzo Ratshilumela Grant Mckenney Tadin Brego Koji Tsukamoto Rasool Abrahams The Entire Universe Dhruv Singh
Tom Byrom Łukasz Majorczyk Niko Tuononen Pranshu Goyal Mr Malone OnPui 王庚 극단수작 Cédrick Maxime Wayne120 Omair Omari L Yuma Taesu Kristian Skyzee's Studio Igor Sirotov Architects Teunis Woord
Tinkering Monkey Stefan Devan Stolp Rylai Crestfall Josh Bishop xuchang jiang Hlynur G Asgeirsson Anonymous Axolotl Art Ov Nekromorph 正 明 Felix gogo Joe Ford Simon Mana and Mayhem Abdelkouddouss
ChengXi Yu Michael Wilson Amaury Faucon Njan Adenta Dar Brandon Belisle Karl-Heinz Köster Ghoulishlycool Jarle Styve DHFG name Håkan Fors nathan Spidey Jack Rao Cristian Vigliano Noah Kollmannsberger Lutz
Jude Matanguihan Tezuka ETM daraku Marcin Biernat LegoMilkMalik miaukenzie Alex Vo Andrew Horald Bartoldt ttitim Tang sahin Ulises Maldonado Ben Carlisle Jake Messer Exacute3D Piotr Sztucki-Szewców 주호 정
Ethan Cohen Metix Winter Igor Rodriguez 朋弥 林 Hank Logsdon Elias Javier Garay Greg Miller Wonder Lizard588 Gliese 570 Wiola Miszczak Irina Олег Гладков 凌太 上村 hullin thierry Jackson L. Harri Myllynen
Bojan Kostovic Owen Connor Gabriel Chvyrev Wixer Wasu Ju'Nior mrthethatone SketchedAnimationStudios Daniel Larios-parra Pablo selvinsworld Payton Heniser Michael Hays Vae Bryan Kirkwood Worthington
Creating Simpires Sigma Eta Matthias Carrick Sagida T Eddy Raik Remus APS Studio Yvonne Ott Menyhárt Marcell Matthew Lowery MrIncognito Ed garas Realmwrights MikusMasquerade jorge R Ns Khaidu ryan jordan
Gabriel Malmgren Dan Bojorquez Angulo Williem McWhorter Liam Tanaka Mahmoud Khetabi יניב חלה Sladana Vukoja Tom Weijnjes jen Danarogon Streemer Eli Mason James Simpson Hollow_Jenza eje 지환 이 log
luke harrison C Ray Delapaz Dmytro Noah Couallier Character34 indiiglo Javlonbek rajabbayev Crewman 47 Isabelle Lamarque Michael Shimniok Jonathan Harris Andrea Lorenzo Mereghetti Nils Ringlstetter
Osbiel Roque Arocha Rebecca Humza R Iqbal CombatNinja1269 laddc sellig64 Javier Radix N Ariel Ilmari Kajava Brandon DeLauney Geoff Allen Kamran Kadirov MELUIP Store Alpha3 Spotty Spotty YQ TrixMix
Julian Quintero julian reyes Nareon claytpn Alquiler PS5 Era Rerza bjgrimoari Caleb Mcmullen giovanni varani Mackenzie KuroShi michael sierra Nameless Renders MMDCRAZED DivineXavier DEATHSTEED Cli4D
vamsidhar reddy Jack Taylor Olov Melander James Barrie Bryant Price DEEPNOX Pen Michael Koschmieder pato dlgv Wrinkly Blink Ruben Jesper Elling Onooka Kseniya Boo Bugless Mesaland Winter Night Mert İyiiz
forrobloxdev J. Brendan Elmore Octavia's Mesh Grove MinhazMurks Fxntxnile Eric Moyer qaylanuraya Derek Ray Waaagghh Joshua Vincent Amar Declan Newell Javier Fernández Alegre julian silver Nomadic Astronaut
Mark Vecchio dosuken0122 quagootle Hirokazu Yamakura enitzur Zephon Gil Bruvel Matthew Zaneski junior whitey Jack John Will Makes Beats SupremeAhegao nori Marlise Launstein Vesperal Mind Milk Crate
Richard Gallagher Firelegend Toby Meadows Tyler Huff Adam N'Diaye Gerardo Orozco Oskar Mendez NoGreatMystery Bike Kefeli shiipi Arthur Lops Oliver Cromwell Tomer Meltser Luke Ridehalgh ADRIANO JONUS
Timothy Montoya soda basket SANTIAGO SANTOS ESTRADA j_ edak Josue Uribe Anton Rubets Gui Ramalho Noah Patterson Jomenikia Bennett Greene Peter Hale Nathaniel Roberts Mechrot elijah kenney J H
Astone Massie Tobi Staerk milad tatar Thomas DHL Bryan Intindola Archman Billy Bob Evan C SHALIWA233 Stefan Jammertzheim SpiSlu Joe Carlos Oscar Castillo bleached senko Lasse Leonhardsen 3darchstuffs
Martin Wells Skittlq SquareIsNotCool Tobias אילון קשת Purple-H's Art Stuff Oliver Lemke Josh No No David Rogers MilkyBun Eddie Benton Sam Biggins 윤구선 gupries on Instagram Cassie Bradley Savoy Wing
Beehhhh112 imma zamora John Churchill TwinX Nhật Tiến Trần 승하 이 Facundo Lazzaro Stenz Filomeno Saraiva Rhys lg Aki Jae TheMellowMelody Jack Ryan Brad Leikam Nasi Paru Bu Amin Jazmin Lang 宥任 陳 St
Gooo Tang Nicolas Hafner gyomh adaktyl Belen Rubio Kiara Battle Michelle Rothwell Niki Shterev RussJones REBORN WITH A BROKEN SKILL ❤️ 复任 陳 Lloyd Collidge Lev Schwartz Jared Ross Jason Mault
Elizabeth McCormick Julian S. Jakob Recknagel Luke willard Sascha Kohler John Steger snail Russell Wilder Demerui Jace Perrodin Jeremy Ingram Pedro Xavier isaiah M lokjl Mike Wellfare ratman Lucas M. Morone
WyvernLang Manny Morales Randal Falcone Der Le Meshal Alshammari KhangXing Pang Douwe Lucas Vieira CallumNorm Egoknight Limitless Designs tylerspetgoose maurizio sciascia Özgür Kaan Sevindi Kayla B
Arian Castane Akaiseutoseu 4DN Thomas Harvey Giuliano Hungria Dionicio Galarza David Ebbevi Eda Aydemir Logan Cox Kyoto Wanderer LEE EUNHA JoyBox19 Play Usa panic attack Trip boy heeno honee Grigorii
Nicolas Scheer Kai Krones magda pawlak ikung gmr Titans Management Greta Gedat Thomas Fristed Jose Humberto Ramirez mura Martin Holy Filip Zelenjak Ali Kılıç Антон Сергеевич bahriye taşdelen Sky JK Arch